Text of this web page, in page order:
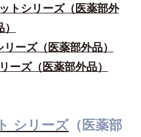
トシリーズ（医薬部外
ーズ（医薬部外品）
ーズ（医薬部外品）
シリーズ （医薬部